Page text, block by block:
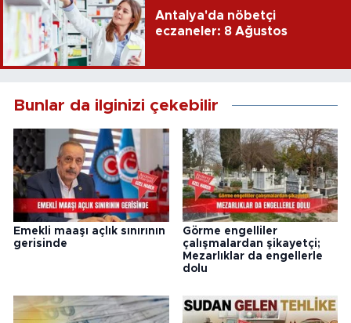
Antalya'da nöbetçi
eczaneler: 8 Ağustos
Bunlar da ilginizi çekebilir
Emekli maaşı açlık sınırının
gerisinde
Görme engelliler
çalışmalardan şikayetçi;
Mezarlıklar da engellerle
dolu